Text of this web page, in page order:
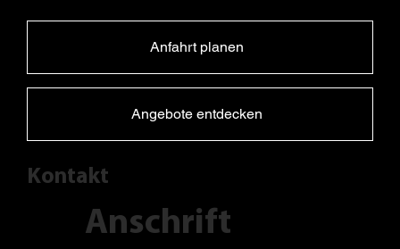
Angebote entdecken
Anfahrt planen
Kontakt
Anschrift